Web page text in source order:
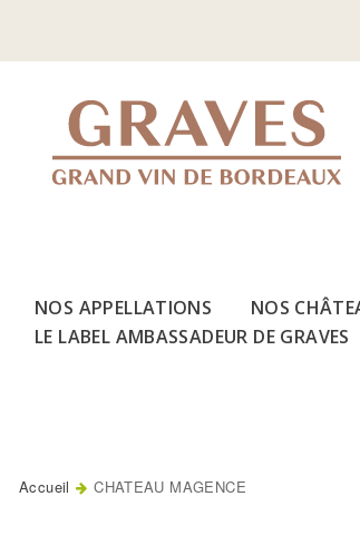
NOS APPELLATIONS NOS
LE LABEL AMBASSADEUR DE GRAVES
Accueil CHATEAU MAGENCE